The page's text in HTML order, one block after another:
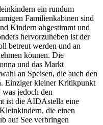
ein rundum
Familienkabinen sind
Kindern abgestimmt und
hervorzuheben ist der
betreut werden und an
können. Die
und das Markt
an Speisen, die auch den
Einziger kleiner Kritikpunkt
jedoch den
ist die AIDAstella eine
die einen
auf See verbringen